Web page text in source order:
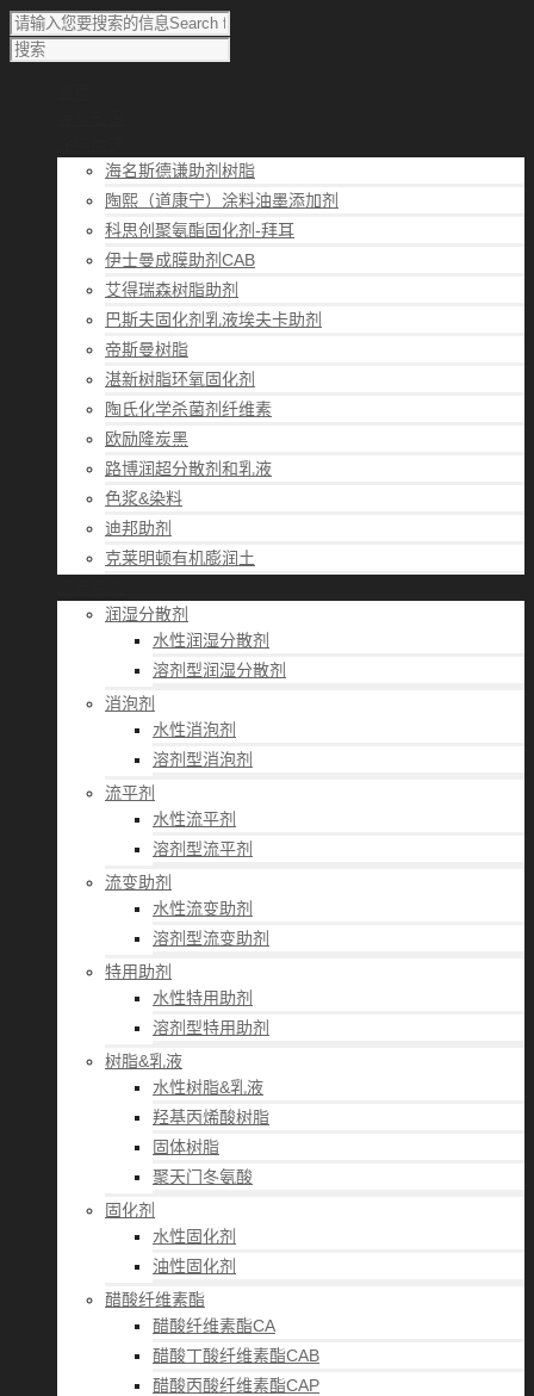
海名斯德谦助剂树脂
陶熙（道康宁）涂料油墨添加剂
科思创聚氨酯固化剂-拜耳
伊士曼成膜助剂CAB
艾得瑞森树脂助剂
巴斯夫固化剂乳液埃夫卡助剂
帝斯曼树脂
湛新树脂环氧固化剂
陶氏化学杀菌剂纤维素
欧励隆炭黑
路博润超分散剂和乳液
色浆&染料
迪邦助剂
克莱明顿有机膨润土
润湿分散剂
水性润湿分散剂
溶剂型润湿分散剂
消泡剂
水性消泡剂
溶剂型消泡剂
流平剂
水性流平剂
溶剂型流平剂
流变助剂
水性流变助剂
溶剂型流变助剂
特用助剂
水性特用助剂
溶剂型特用助剂
树脂&乳液
水性树脂&乳液
羟基丙烯酸树脂
固体树脂
聚天门冬氨酸
固化剂
水性固化剂
油性固化剂
醋酸纤维素酯
醋酸纤维素酯CA
醋酸丁酸纤维素酯CAB
醋酸丙酸纤维素酯CAP